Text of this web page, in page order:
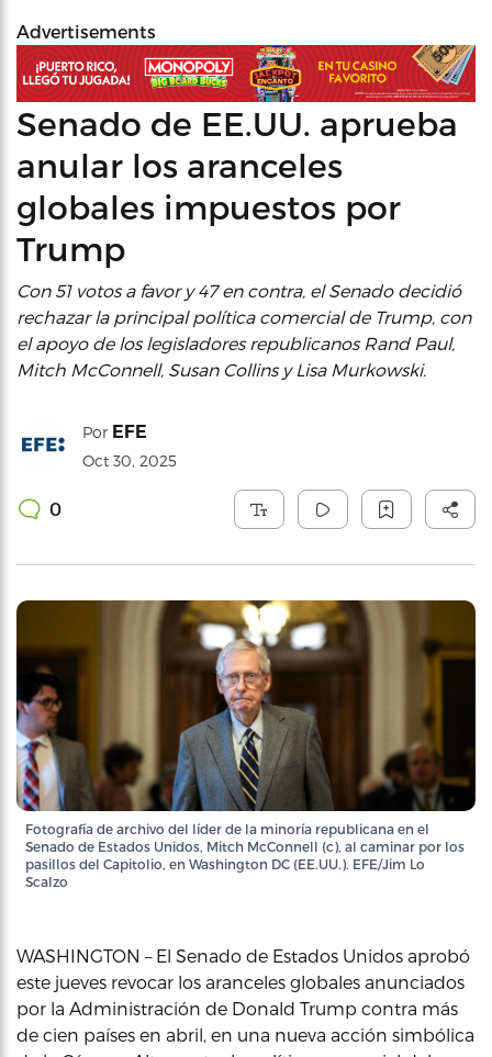
Advertisements
Senado de EE.UU. aprueba
anular los aranceles
globales impuestos por
Trump
Con 51 votos a favor y 47 en contra, el Senado decidió
rechazar la principal política comercial de Trump, con
el apoyo de los legisladores republicanos Rand Paul,
Mitch McConnell, Susan Collins y Lisa Murkowski.
Por EFE
Oct 30, 2025
0
Fotografía de archivo del líder de la minoría republicana en el
Senado de Estados Unidos, Mitch McConnell (c), al caminar por los
pasillos del Capitolio, en Washington DC (EE.UU.). EFE/Jim Lo
Scalzo
WASHINGTON – El Senado de Estados Unidos aprobó
este jueves revocar los aranceles globales anunciados
por la Administración de Donald Trump contra más
de cien países en abril, en una nueva acción simbólica